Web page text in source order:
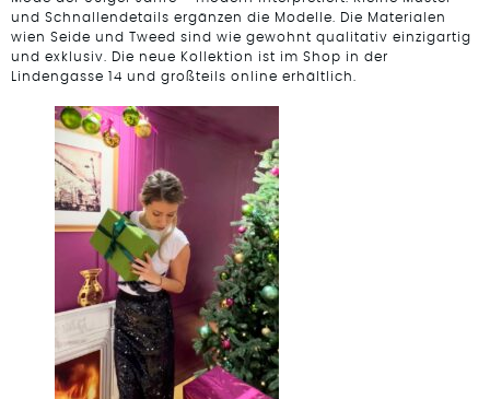
und Schnallendetails ergänzen die Modelle. Die Materialen
wien Seide und Tweed sind wie gewohnt qualitativ einzigartig
und exklusiv. Die neue Kollektion ist im Shop in der
Lindengasse 14 und großteils online erhältlich.